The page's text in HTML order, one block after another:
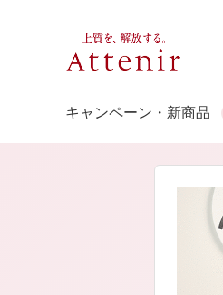
キャンペーン・新商品
スキンクリア クレ
スペシャル
アロマリチュ
＆エイジン
ポイントメ
ビューティ
ギフトサービス
アテニア ギ